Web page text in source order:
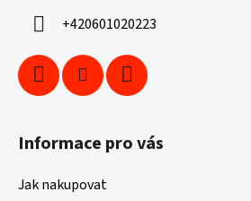
+420601020223
Informace pro vás
Jak nakupovat